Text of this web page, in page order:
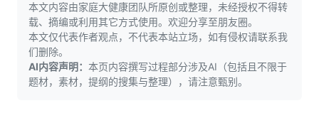
本文内容由家庭大健康团队所原创或整理，未经授权不得转
载、摘编或利用其它方式使用。欢迎分享至朋友圈。
本文仅代表作者观点，不代表本站立场，如有侵权请联系我
们删除。
AI内容声明： 本页内容撰写过程部分涉及AI（包括且不限于
题材，素材，提纲的搜集与整理），请注意甄别。